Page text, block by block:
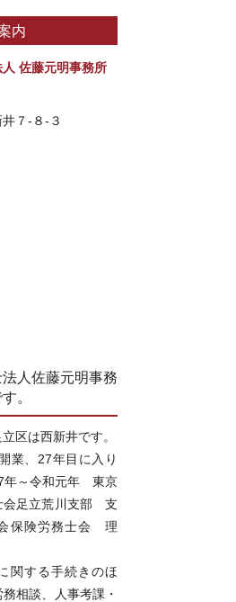
内
佐藤元明事務所
７-８-３
人佐藤元明事務
。
区は西新井です。
業、27年目に入り
年～令和元年 東京
会足立荒川支部 支
保険労務士会 理
関する手続きのほ
相談、人事考課・